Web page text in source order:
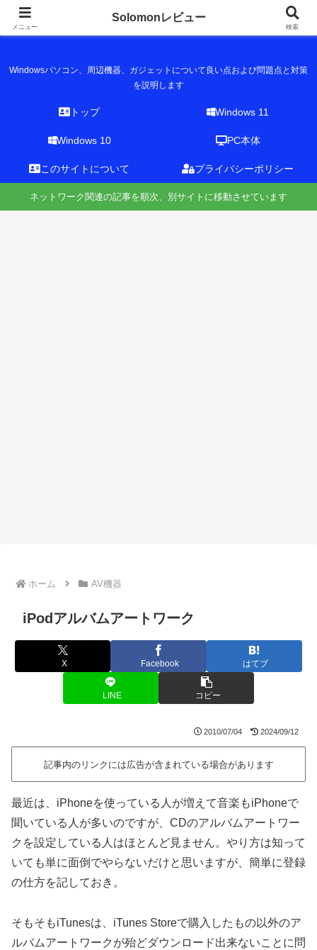
Solomonレビュー
Windowsパソコン、周辺機器、ガジェットについて良い点および問題点と対策
を説明します
トップ Windows 11
Windows 10 PC本体
このサイトについて プライバシーポリシー
ネットワーク関連の記事を順次、別サイトに移動させています
ホーム AV機器
iPodアルバムアートワーク
X Facebook はてブ
LINE コピー
2010/07/04 2024/09/12
記事内のリンクには広告が含まれている場合があります
最近は、iPhoneを使っている人が増えて音楽もiPhoneで
聞いている人が多いのですが、CDのアルバムアートワー
クを設定している人はほとんど見ません。やり方は知って
いても単に面倒でやらないだけと思いますが、簡単に登録
の仕方を記しておき。
そもそもiTunesは、iTunes Storeで購入したもの以外のア
ルバムアートワークが殆どダウンロード出来ないことに問
メニュー
Solomonレビュー
検索